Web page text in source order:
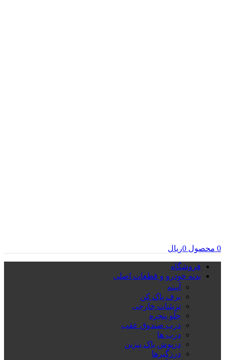
0 محصول 0ریال
فروشگاه
بدنه خودرو و قطعات اصلی
آیینه
برف پاک کن
تزِیئنات خارجی
جلو پنجره
درب صندوق عقب
درب ها
درپوش باک بنزین
درزگیرها